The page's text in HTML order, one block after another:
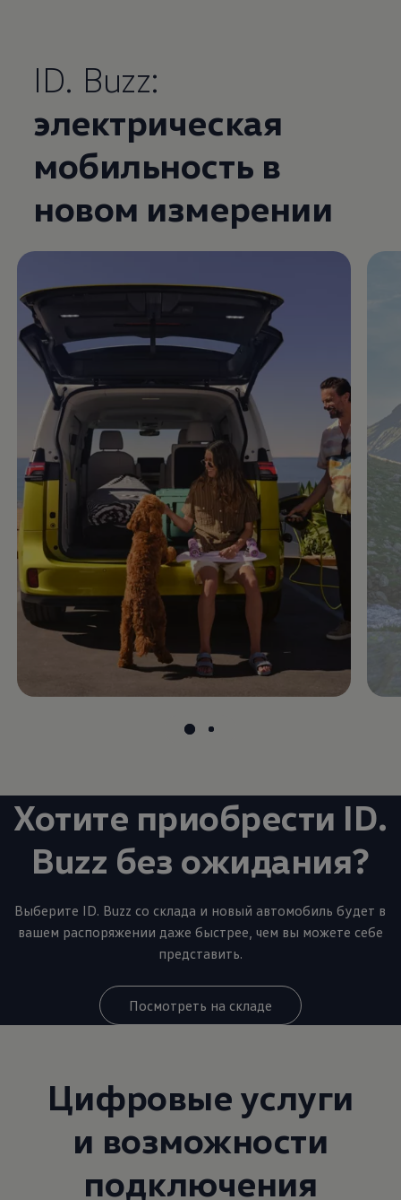
Enable fullscreen mode
ID. Buzz:
электрическая
мобильность в
новом измерении
Хотите приобрести ID.
Buzz без ожидания?
Выберите ID. Buzz со склада и новый автомобиль будет в
вашем распоряжении даже быстрее, чем вы можете себе
представить.
Посмотреть на складе
Цифровые услуги
и возможности
подключения